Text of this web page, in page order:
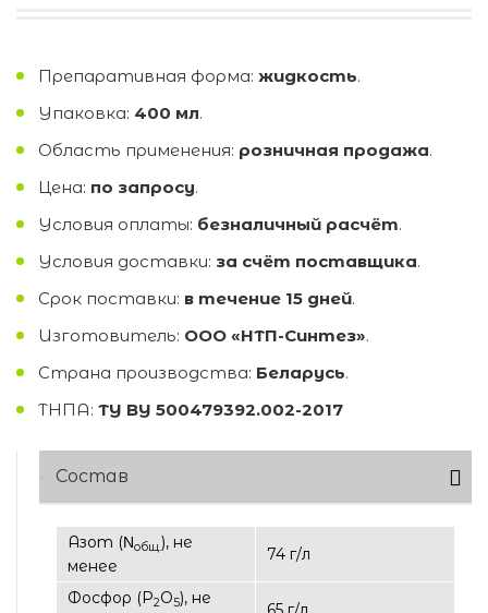
Препаративная форма: жидкость.
Упаковка: 400 мл.
Область применения: розничная продажа.
Цена: по запросу.
Условия оплаты: безналичный расчёт.
Условия доставки: за счёт поставщика.
Срок поставки: в течение 15 дней.
Изготовитель: ООО «НТП-Синтез».
Страна производства: Беларусь.
ТНПА: TУ BY 500479392.002-2017
Состав
Азот (Νобщ.), не
менее
74 г/л
Фосфор (P2O5), не